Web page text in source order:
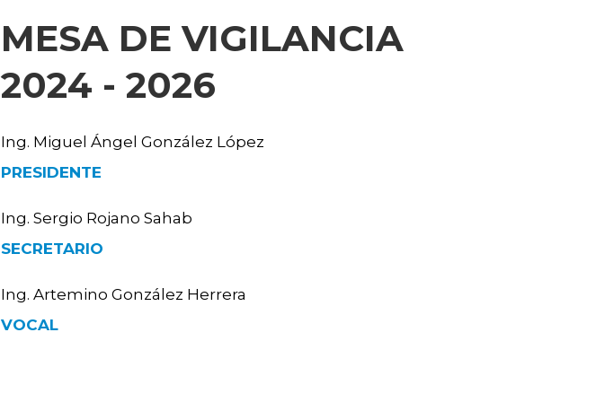
MESA DE VIGILANCIA
2024 - 2026
Ing. Miguel Ángel González López
PRESIDENTE
Ing. Sergio Rojano Sahab
SECRETARIO
Ing. Artemino González Herrera
VOCAL